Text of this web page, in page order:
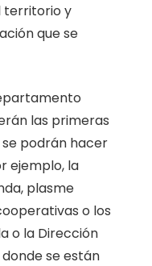
territorio y
que se
las primeras
podrán hacer
ejemplo, la
plasme
o los
o la Dirección
se están